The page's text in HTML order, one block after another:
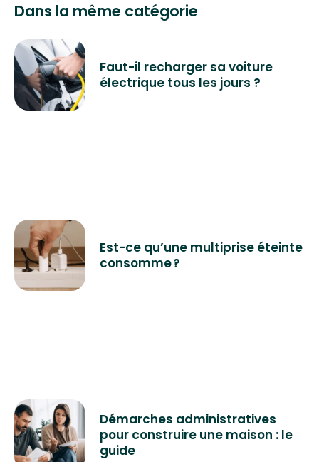
Dans la même catégorie
Faut-il recharger sa voiture
électrique tous les jours ?
Est-ce qu’une multiprise éteinte
consomme ?
Démarches administratives
pour construire une maison : le
guide